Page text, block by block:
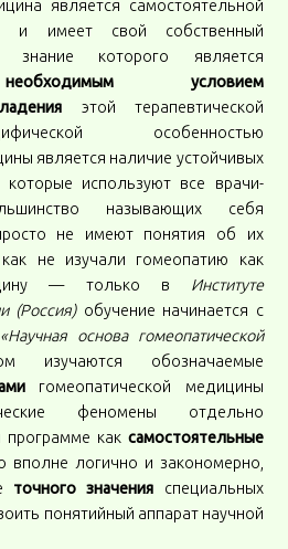
является самостоятельной
и имеет свой собственный
знание которого является
условием
этой терапевтической
особенностью
является наличие устойчивых
которые используют все врачи-
называющих себя
не имеют понятия об их
не изучали гомеопатию как
— только в Институте
(Россия)обучение начинается с
«Научная основа гомеопатической
изучаются обозначаемые
гомеопатической медицины
феномены отдельно
как самостоятельные
вполне логично и закономерно,
точного значения специальных
понятийный аппарат научной